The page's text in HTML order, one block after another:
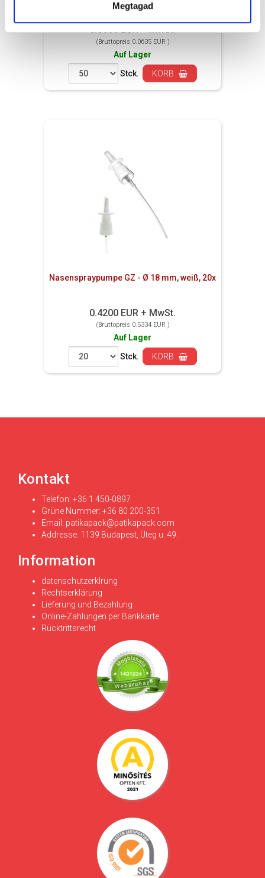
Megtagad
0.0500 EUR + MwSt.
(Bruttopreis 0.0635 EUR )
Auf Lager
Stck.
KORB
Nasenspraypumpe GZ - Ø 18 mm, weiß, 20x
0.4200 EUR + MwSt.
(Bruttopreis 0.5334 EUR )
Auf Lager
Stck.
KORB
Kontakt
Telefon: +36 1 450-0897
Grüne Nummer: +36 80 200-351
Email: patikapack@patikapack.com
Addresse: 1139 Budapest, Üteg u. 49.
Information
datenschutzerklrung
Rechtserklärung
Lieferung und Bezahlung
Online-Zahlungen per Bankkarte
Rücktrittsrecht